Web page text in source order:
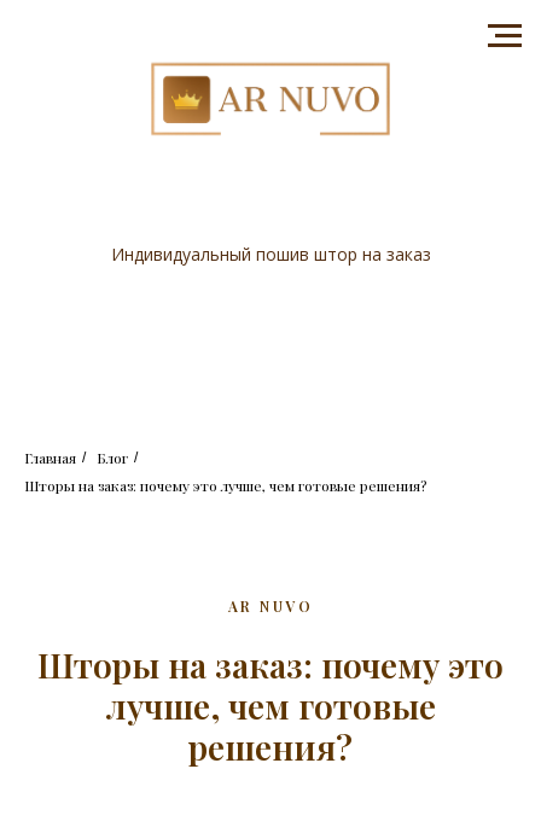
Индивидуальный пошив штор на заказ
Главная / Блог /
Шторы на заказ: почему это лучше, чем готовые решения?
AR NUVO
Шторы на заказ: почему это
лучше, чем готовые
решения?